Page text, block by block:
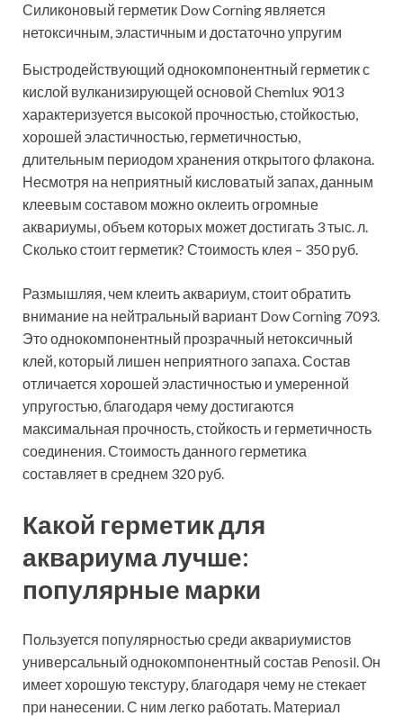
Силиконовый герметик Dow Corning является
нетоксичным, эластичным и достаточно упругим
Быстродействующий однокомпонентный герметик с
кислой вулканизирующей основой Chemlux 9013
характеризуется высокой прочностью, стойкостью,
хорошей эластичностью, герметичностью,
длительным периодом хранения открытого флакона.
Несмотря на неприятный кисловатый запах, данным
клеевым составом можно оклеить огромные
аквариумы, объем которых может достигать 3 тыс. л.
Сколько стоит герметик? Стоимость клея – 350 руб.
Размышляя, чем клеить аквариум, стоит обратить
внимание на нейтральный вариант Dow Corning 7093.
Это однокомпонентный прозрачный нетоксичный
клей, который лишен неприятного запаха. Состав
отличается хорошей эластичностью и умеренной
упругостью, благодаря чему достигаются
максимальная прочность, стойкость и герметичность
соединения. Стоимость данного герметика
составляет в среднем 320 руб.
Какой герметик для
аквариума лучше:
популярные марки
Пользуется популярностью среди аквариумистов
универсальный однокомпонентный состав Penosil. Он
имеет хорошую текстуру, благодаря чему не стекает
при нанесении. С ним легко работать. Материал